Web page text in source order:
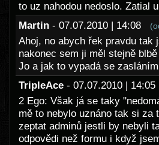
to uz nahodou nedoslo. Zatial
Martin - 07.07.2010 | 14:08
Ahoj, no abych řek pravdu
nakonec sem ji měl stejně
Jo a jak to vypadá se
TripleAce - 07.07.2010 |
2 Ego: Však já se taky
mě to nebylo uznáno tak si
zeptat adminů jestli by nebyli
odpovědi než formu i když